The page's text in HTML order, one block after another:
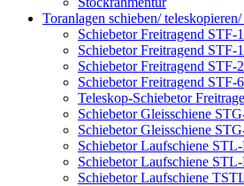
Toranlagen schieben/ teleskopieren/
Schiebetor Freitragend STF-
Schiebetor Freitragend STF-
Schiebetor Freitragend STF-
Schiebetor Freitragend STF-
Teleskop-Schiebetor
Schiebetor Gleisschiene
Schiebetor Gleisschiene
Schiebetor Laufschiene
Schiebetor Laufschiene
Schiebetor Laufschiene